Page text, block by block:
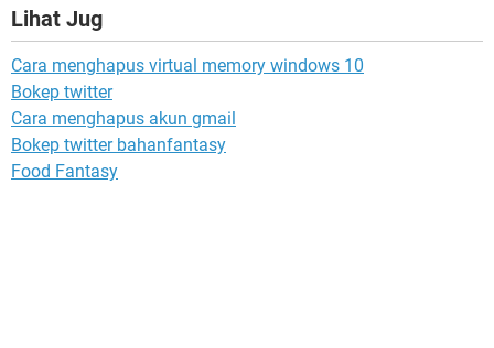
Lihat Jug
Cara menghapus virtual memory windows 10
Bokep twitter
Cara menghapus akun gmail
Bokep twitter bahanfantasy
Food Fantasy